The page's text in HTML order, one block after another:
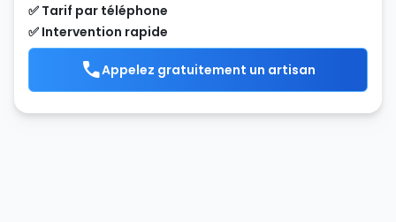
✅ Tarif par téléphone
✅ Intervention rapide
Appelez gratuitement un artisan